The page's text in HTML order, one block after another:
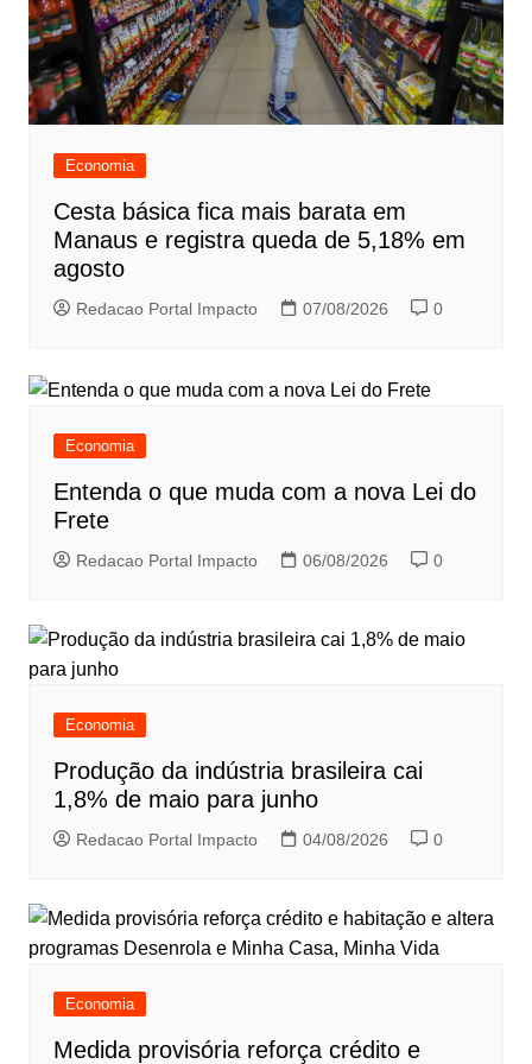
Economia
Cesta básica fica mais barata em
Manaus e registra queda de 5,18% em
agosto
Redacao Portal Impacto 07/08/2026 0
Economia
Entenda o que muda com a nova Lei do
Frete
Redacao Portal Impacto 06/08/2026 0
Economia
Produção da indústria brasileira cai
1,8% de maio para junho
Redacao Portal Impacto 04/08/2026 0
Economia
Medida provisória reforça crédito e